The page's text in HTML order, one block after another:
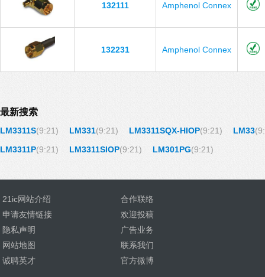
132111 Amphenol Connex
132231 Amphenol Connex
最新搜索
LM3311S(9:21) LM331(9:21) LM3311SQX-HIOP(9:21) LM33
LM3311P(9:21) LM3311SIOP(9:21) LM301PG(9:21)
21ic网站介绍
合作联络
申请友情链接
欢迎投稿
隐私声明
广告业务
网站地图
联系我们
诚聘英才
官方微博